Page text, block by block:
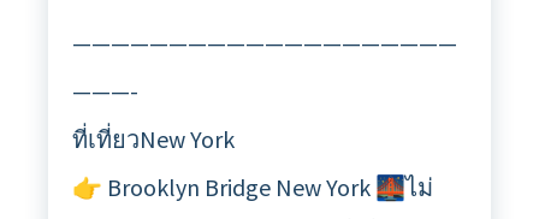
————————————————————
———-
ที่เที่ยวNew York
👉 Brooklyn Bridge New York 🌉ไม่